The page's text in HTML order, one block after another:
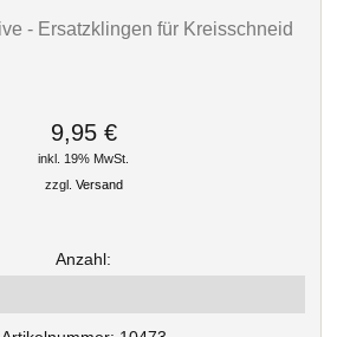
Vaessen Creative - Ersatzklingen für Kreisschneid
9,95 €
inkl. 19% MwSt.
zzgl. Versand